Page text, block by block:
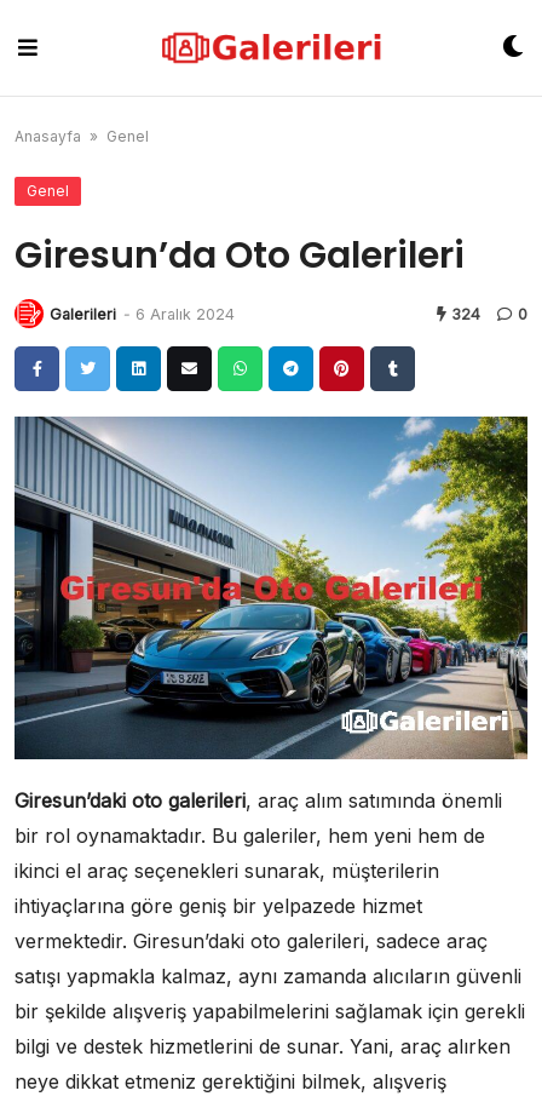
content
Anasayfa » Genel
Genel
Giresun’da Oto Galerileri
Galerileri - 6 Aralık 2024 324 0
Giresun’daki oto galerileri, araç alım satımında önemli
bir rol oynamaktadır. Bu galeriler, hem yeni hem de
ikinci el araç seçenekleri sunarak, müşterilerin
ihtiyaçlarına göre geniş bir yelpazede hizmet
vermektedir. Giresun’daki oto galerileri, sadece araç
satışı yapmakla kalmaz, aynı zamanda alıcıların güvenli
bir şekilde alışveriş yapabilmelerini sağlamak için gerekli
bilgi ve destek hizmetlerini de sunar. Yani, araç alırken
neye dikkat etmeniz gerektiğini bilmek, alışveriş